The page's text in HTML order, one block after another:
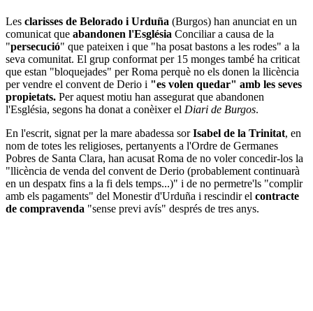
Les clarisses de Belorado i Urduña (Burgos) han anunciat en un
comunicat que abandonen l'Església Conciliar a causa de la
"persecució" que pateixen i que "ha posat bastons a les rodes" a la
seva comunitat. El grup conformat per 15 monges també ha criticat
que estan "bloquejades" per Roma perquè no els donen la llicència
per vendre el convent de Derio i "es volen quedar" amb les seves
propietats. Per aquest motiu han assegurat que abandonen
l'Església, segons ha donat a conèixer el Diari de Burgos.
En l'escrit, signat per la mare abadessa sorIsabel de la Trinitat, en
nom de totes les religioses, pertanyents a l'Ordre de Germanes
Pobres de Santa Clara, han acusat Roma de no voler concedir-los la
"llicència de venda del convent de Derio (probablement continuarà
en un despatx fins a la fi dels temps...)" i de no permetre'ls "complir
amb els pagaments" del Monestir d'Urduña i rescindir el contracte
de compravenda "sense previ avís" després de tres anys.